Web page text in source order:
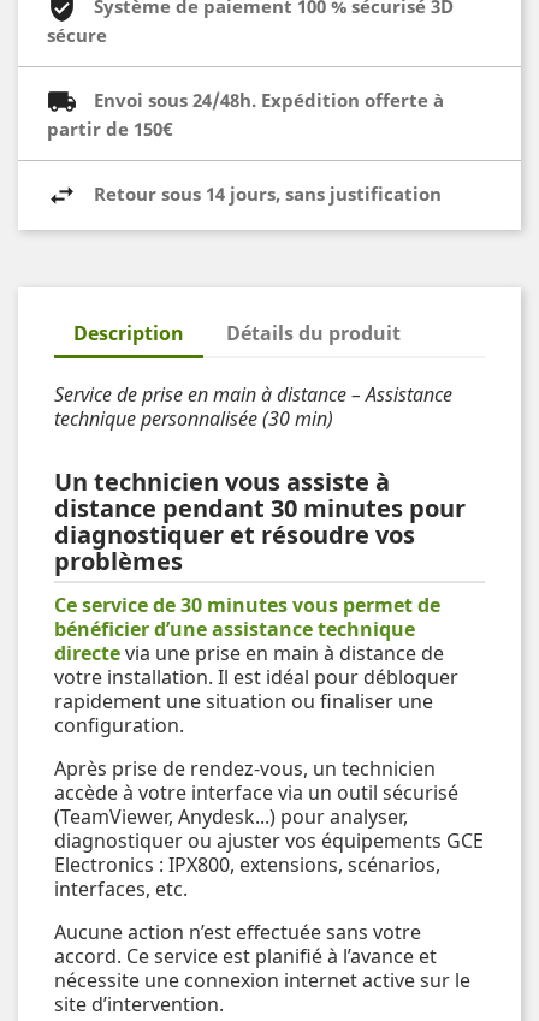
Système de paiement 100 % sécurisé 3D
sécure
Envoi sous 24/48h. Expédition offerte à
partir de 150€
Retour sous 14 jours, sans justification
Description Détails du produit
Service de prise en main à distance – Assistance
technique personnalisée (30 min)
Un technicien vous assiste à
distance pendant 30 minutes pour
diagnostiquer et résoudre vos
problèmes
Ce service de 30 minutes vous permet de
bénéficier d’une assistance technique
directevia une prise en main à distance de
votre installation. Il est idéal pour débloquer
rapidement une situation ou finaliser une
configuration.
Après prise de rendez-vous, un technicien
accède à votre interface via un outil sécurisé
(TeamViewer, Anydesk...) pour analyser,
diagnostiquer ou ajuster vos équipements GCE
Electronics : IPX800, extensions, scénarios,
interfaces, etc.
Aucune action n’est effectuée sans votre
accord. Ce service est planifié à l’avance et
nécessite une connexion internet active sur le
site d’intervention.